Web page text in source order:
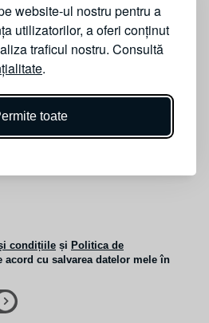
website-ul nostru pentru a
utilizatorilor, a oferi conținut
traficul nostru. Consultă
.
toate
condițiile și Politica de
acord cu salvarea datelor mele în